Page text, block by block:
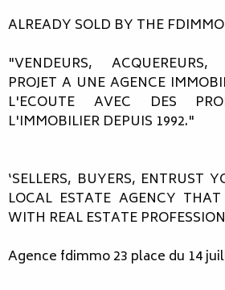
ALREADY SOLD BY THE
"VENDEURS,
PROJET A UNE AGENCE
L'ECOUTE AVEC DES
L'IMMOBILIER DEPUIS 1992."
‘SELLERS, BUYERS, ENTRUST
LOCAL ESTATE AGENCY
WITH REAL ESTATE
Agence fdimmo 23 place du 14